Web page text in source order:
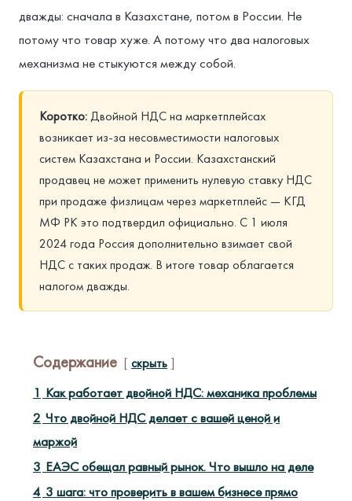
дважды: сначала в Казахстане, потом в России. Не
потому что товар хуже. А потому что два налоговых
механизма не стыкуются между собой.
Коротко:Двойной НДС на маркетплейсах
возникает из-за несовместимости налоговых
систем Казахстана и России. Казахстанский
продавец не может применить нулевую ставку НДС
при продаже физлицам через маркетплейс — КГД
МФ РК это подтвердил официально. С 1 июля
2024 года Россия дополнительно взимает свой
НДС с таких продаж. В итоге товар облагается
налогом дважды.
Содержание скрыть
1 Как работает двойной НДС: механика проблемы
2 Что двойной НДС делает с вашей ценой и
маржой
3 ЕАЭС обещал равный рынок. Что вышло на деле
4 3 шага: что проверить в вашем бизнесе прямо